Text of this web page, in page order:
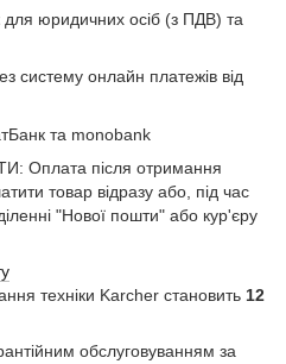
для юридичних осіб (з ПДВ) та
систему онлайн платежів від
та monobank
Оплата після отримання
товар відразу або, під час
"Нової пошти" або кур'єру
техніки Karcher становить 12
обслуговуванням за